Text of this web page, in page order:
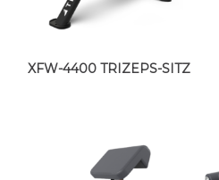
XFW-4400 TRIZEPS-SITZ